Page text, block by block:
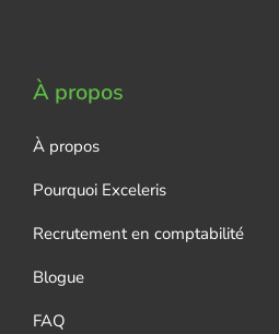
À propos
À propos
Pourquoi Exceleris
Recrutement en comptabilité
Blogue
FAQ